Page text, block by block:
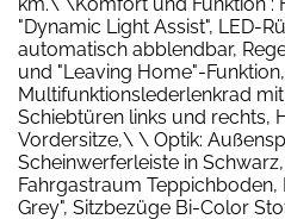
"Dynamic Light Assist", LED-
automatisch abblendbar,
und "Leaving Home"-Funktion,
Multifunktionslederlenkrad
Schiebtüren links und rechts,
Vordersitze,\ \ Optik:
Scheinwerferleiste in
Fahrgastraum
Grey", Sitzbezüge Bi-Color